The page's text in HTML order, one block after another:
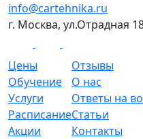
info@cartehnika.ru
г. Москва, ул.Отрадная
Цены
Обучение
Услуги
Расписание
Акции
Отзывы
О нас
Ответы на
Статьи
Контакты